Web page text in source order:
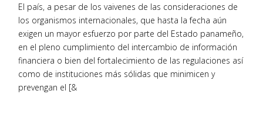
El país, a pesar de los vaivenes de las consideraciones de
los organismos internacionales, que hasta la fecha aún
exigen un mayor esfuerzo por parte del Estado panameño,
en el pleno cumplimiento del intercambio de información
financiera o bien del fortalecimiento de las regulaciones así
como de instituciones más sólidas que minimicen y
prevengan el [&